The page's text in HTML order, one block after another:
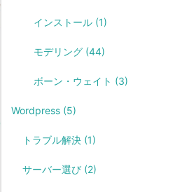
インストール (1)
モデリング (44)
ボーン・ウェイト (3)
Wordpress (5)
トラブル解決 (1)
サーバー選び (2)